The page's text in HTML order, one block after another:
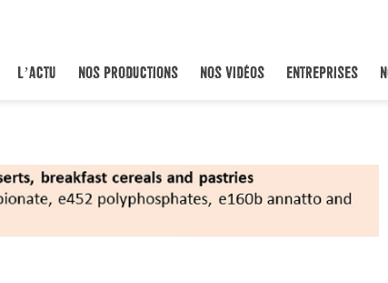
L’ACTU NOS PRODUCTIONS NOS VIDÉOS ENTREPRISES